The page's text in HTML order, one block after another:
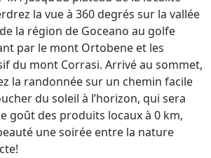
la vue à 360 degrés sur la vallée
la région de Goceano au golfe
par le mont Ortobene et les
du mont Corrasi. Arrivé au sommet,
la randonnée sur un chemin facile
du soleil à l’horizon, qui sera
goût des produits locaux à 0 km,
une soirée entre la nature